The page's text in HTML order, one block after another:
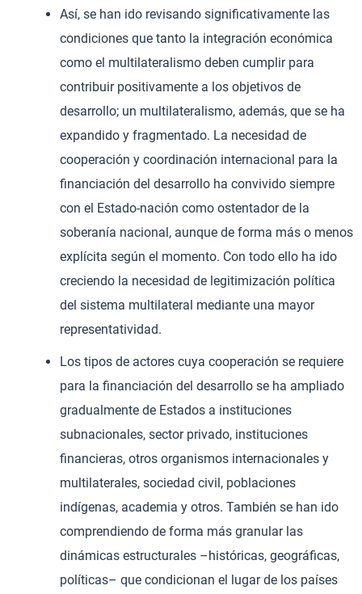
Así, se han ido revisando significativamente las
condiciones que tanto la integración económica
como el multilateralismo deben cumplir para
contribuir positivamente a los objetivos de
desarrollo; un multilateralismo, además, que se ha
expandido y fragmentado. La necesidad de
cooperación y coordinación internacional para la
financiación del desarrollo ha convivido siempre
con el Estado-nación como ostentador de la
soberanía nacional, aunque de forma más o menos
explícita según el momento. Con todo ello ha ido
creciendo la necesidad de legitimización política
del sistema multilateral mediante una mayor
representatividad.
Los tipos de actores cuya cooperación se requiere
para la financiación del desarrollo se ha ampliado
gradualmente de Estados a instituciones
subnacionales, sector privado, instituciones
financieras, otros organismos internacionales y
multilaterales, sociedad civil, poblaciones
indígenas, academia y otros. También se han ido
comprendiendo de forma más granular las
dinámicas estructurales –históricas, geográficas,
políticas– que condicionan el lugar de los países